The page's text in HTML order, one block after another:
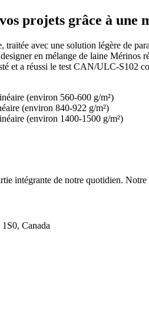
projets grâce à une
avec une solution légère de
en mélange de laine
et a réussi le test CAN/ULC-S102
(environ 560-600 g/m²)
(environ 840-922 g/m²)
(environ 1400-1500 g/m²)
intégrante de notre quotidien.
Canada